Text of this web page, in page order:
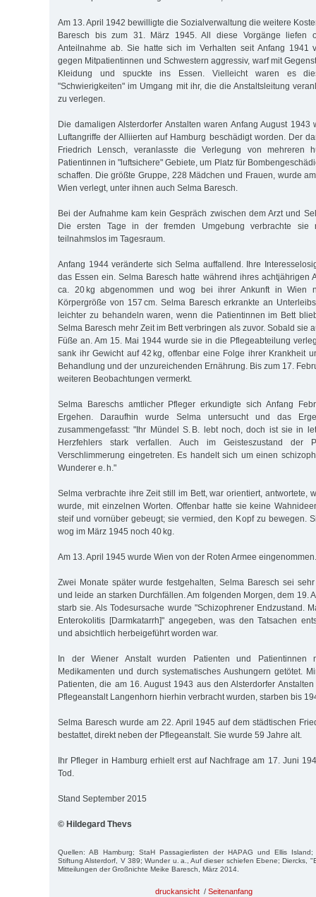
Am 13. April 1942 bewilligte die Sozialverwaltung die weitere
Baresch bis zum 31. März 1945. All diese Vorgänge liefen
Anteilnahme ab. Sie hatte sich im Verhalten seit Anfang 1941
gegen Mitpatientinnen und Schwestern aggressiv, warf mit
Kleidung und spuckte ins Essen. Vielleicht waren es
"Schwierigkeiten" im Umgang mit ihr, die die Anstaltsleitung
zu verlegen.
Die damaligen Alsterdorfer Anstalten waren Anfang August 1943
Luftangriffe der Alliierten auf Hamburg beschädigt worden. Der
Friedrich Lensch, veranlasste die Verlegung von mehreren
Patientinnen in "luftsichere" Gebiete, um Platz für
schaffen. Die größte Gruppe, 228 Mädchen und Frauen, wurde
Wien verlegt, unter ihnen auch Selma Baresch.
Bei der Aufnahme kam kein Gespräch zwischen dem Arzt und
Die ersten Tage in der fremden Umgebung verbrachte sie
teilnahmslos im Tagesraum.
Anfang 1944 veränderte sich Selma auffallend. Ihre
das Essen ein. Selma Baresch hatte während ihres achtjährigen
ca. 20 kg abgenommen und wog bei ihrer Ankunft in Wien
Körpergröße von 157 cm. Selma Baresch erkrankte an
leichter zu behandeln waren, wenn die Patientinnen im Bett
Selma Baresch mehr Zeit im Bett verbringen als zuvor. Sobald sie
Füße an. Am 15. Mai 1944 wurde sie in die Pflegeabteilung
sank ihr Gewicht auf 42 kg, offenbar eine Folge ihrer Krankheit
Behandlung und der unzureichenden Ernährung. Bis zum 17.
weiteren Beobachtungen vermerkt.
Selma Bareschs amtlicher Pfleger erkundigte sich Anfang
Ergehen. Daraufhin wurde Selma untersucht und das
zusammengefasst: "Ihr Mündel S. B. lebt noch, doch ist sie in
Herzfehlers stark verfallen. Auch im Geisteszustand der
Verschlimmerung eingetreten. Es handelt sich um einen
Wunderer e. h."
Selma verbrachte ihre Zeit still im Bett, war orientiert, antwortete,
wurde, mit einzelnen Worten. Offenbar hatte sie keine
steif und vornüber gebeugt; sie vermied, den Kopf zu bewegen.
wog im März 1945 noch 40 kg.
Am 13. April 1945 wurde Wien von der Roten Armee eingenommen.
Zwei Monate später wurde festgehalten, Selma Baresch sei
und leide an starken Durchfällen. Am folgenden Morgen, dem 19.
starb sie. Als Todesursache wurde "Schizophrener Endzustand.
Enterokolitis [Darmkatarrh]" angegeben, was den Tatsachen
und absichtlich herbeigeführt worden war.
In der Wiener Anstalt wurden Patienten und Patientinnen
Medikamenten und durch systematisches Aushungern getötet.
Patienten, die am 16. August 1943 aus den Alsterdorfer
Pflegeanstalt Langenhorn hierhin verbracht wurden, starben bis
Selma Baresch wurde am 22. April 1945 auf dem städtischen
bestattet, direkt neben der Pflegeanstalt. Sie wurde 59 Jahre alt.
Ihr Pfleger in Hamburg erhielt erst auf Nachfrage am 17. Juni
Tod.
Stand September 2015
© Hildegard Thevs
Quellen: AB Hamburg; StaH Passagierlisten der HAPAG und Ellis Island;
Stiftung Alsterdorf, V 389; Wunder u. a., Auf dieser schiefen Ebene; Diercks,
Mitteilungen der Großnichte Meike Baresch, März 2014.
druckansicht / Seitenanfang